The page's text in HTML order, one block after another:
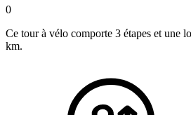
0
Ce tour à vélo comporte 3 étapes et une
km.